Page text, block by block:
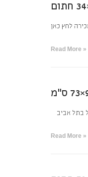
Read More »
Read More »